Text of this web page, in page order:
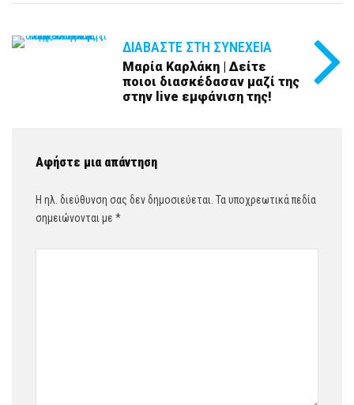
ΔΙΑΒΆΣΤΕ ΣΤΗ ΣΥΝΈΧΕΙΑ
Μαρία Καρλάκη | Δείτε
ποιοι διασκέδασαν μαζί της
στην live εμφάνιση της!
Αφήστε μια απάντηση
Η ηλ. διεύθυνση σας δεν δημοσιεύεται. Τα υποχρεωτικά πεδία
σημειώνονται με *